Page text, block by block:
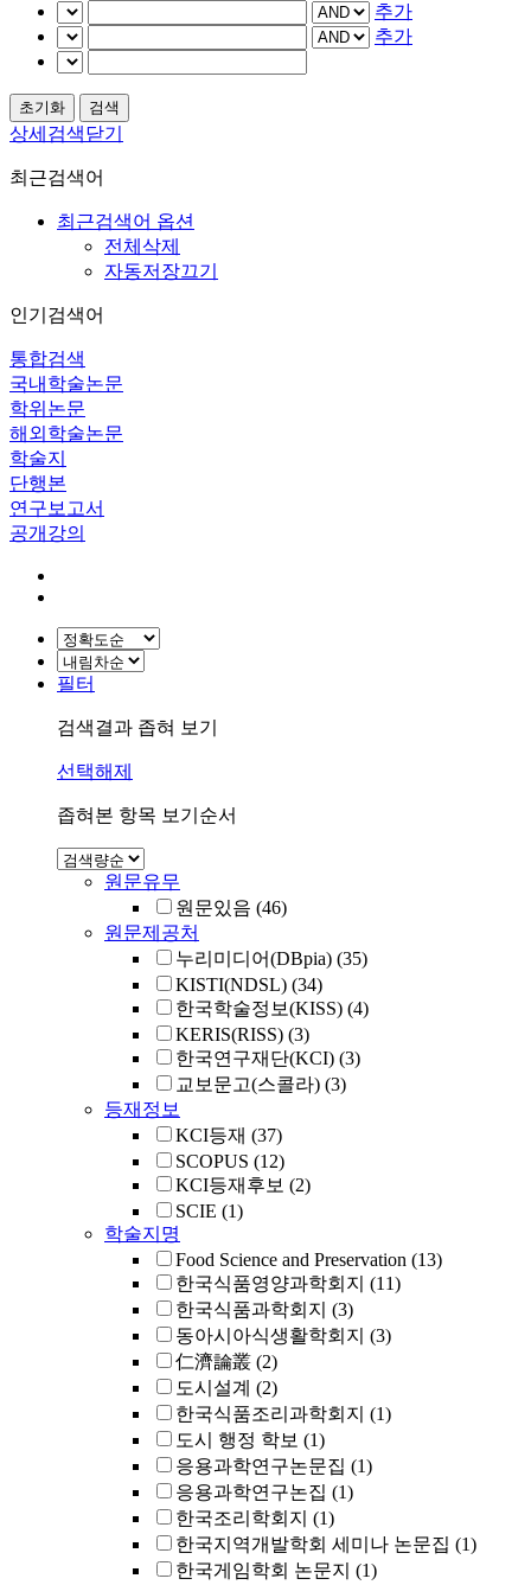
추가
추가
상세검색닫기
최근검색어
최근검색어 옵션
전체삭제
자동저장끄기
인기검색어
통합검색
국내학술논문
학위논문
해외학술논문
학술지
단행본
연구보고서
공개강의
필터
검색결과 좁혀 보기
선택해제
좁혀본 항목 보기순서
원문유무
원문있음 (46)
원문제공처
누리미디어(DBpia) (35)
KISTI(NDSL) (34)
한국학술정보(KISS) (4)
KERIS(RISS) (3)
한국연구재단(KCI) (3)
교보문고(스콜라) (3)
등재정보
KCI등재 (37)
SCOPUS (12)
KCI등재후보 (2)
SCIE (1)
학술지명
Food Science and Preservation (13)
한국식품영양과학회지 (11)
한국식품과학회지 (3)
동아시아식생활학회지 (3)
仁濟論叢 (2)
도시설계 (2)
한국식품조리과학회지 (1)
도시 행정 학보 (1)
응용과학연구논문집 (1)
응용과학연구논집 (1)
한국조리학회지 (1)
한국지역개발학회 세미나 논문집 (1)
한국게임학회 논문지 (1)